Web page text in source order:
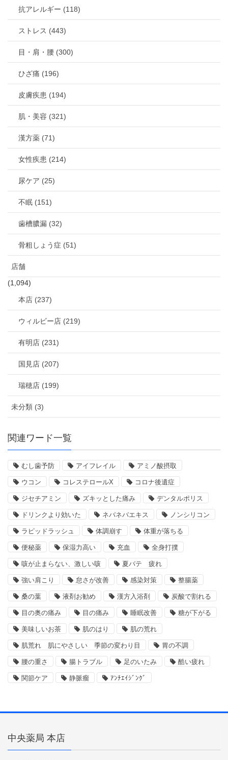
抗アレルギー (118)
ストレス (443)
目・肩・腰 (300)
ひざ痛 (196)
皮膚疾患 (194)
肌・美容 (321)
漢方薬 (71)
女性疾患 (214)
尿ケア (25)
不眠 (151)
歯槽膿漏 (32)
骨粗しょう症 (51)
店舗
(1,094)
本店 (237)
ウィルビー店 (219)
有明店 (231)
国見店 (207)
瑞穂店 (199)
未分類 (3)
関連ワード一覧
むし歯予防 アイフレイル アミノ酸摂取
ウコン コレステロールX コロナ後遺症
ジセチアミン ズキッとした痛み デンタルポリス
ドリンクより効いた ネバネバエキス ノンシリコン
ラピッドラッシュ 体調崩す 体重が落ちる
便秘薬 保湿力高い 充血 全身打撲
咳が止まらない、激しい咳 夏バテ 疲れ
強い肩こり 怠さが改善 感染対策 整腸薬
桑の葉 液剤お勧め 漢方入浴剤 炭酸で割れる
目の奥の痛み 目の痛み 睡眠改善 糖が下がる
美味しいお茶 肌のはり 肌の荒れ
肌荒れ 肌にやさしい 季節の変わり目 胃の不調
腰の重さ 腸トラブル 足のいたみ 酷い疲れ
関節ケア 静脈瘤 ｱﾝﾁｴｲｼﾞﾝｸﾞ
中央薬局 本店